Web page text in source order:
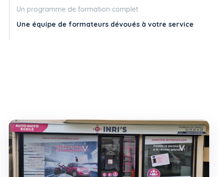
Un programme de formation complet
Une équipe de formateurs dévoués à votre service